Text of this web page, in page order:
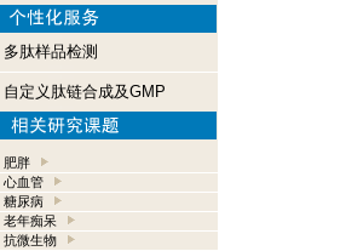
多肽样品检测
自定义肽链合成及GMP
肥胖
心血管
糖尿病
老年痴呆
抗微生物